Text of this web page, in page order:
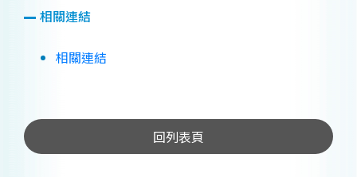
相關連結
相關連結
回列表頁